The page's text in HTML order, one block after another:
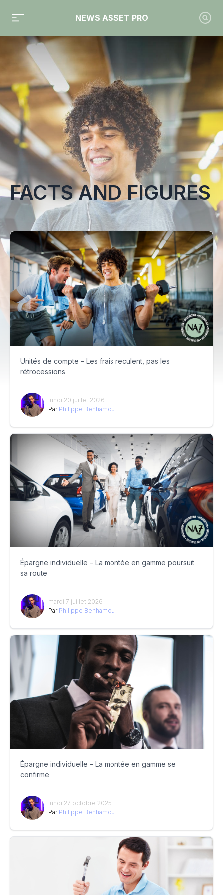
NEWS ASSET PRO
Toute l'actualité sur le tag "Facts and Figures"
FACTS AND FIGURES
Unités de compte – Les frais reculent, pas les
rétrocessions
lundi 20 juillet 2026
Par Philippe Benhamou
Épargne individuelle – La montée en gamme poursuit
sa route
mardi 7 juillet 2026
Par Philippe Benhamou
Épargne individuelle – La montée en gamme se
confirme
lundi 27 octobre 2025
Par Philippe Benhamou